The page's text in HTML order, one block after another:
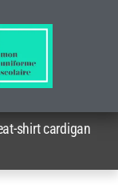
shirt cardigan